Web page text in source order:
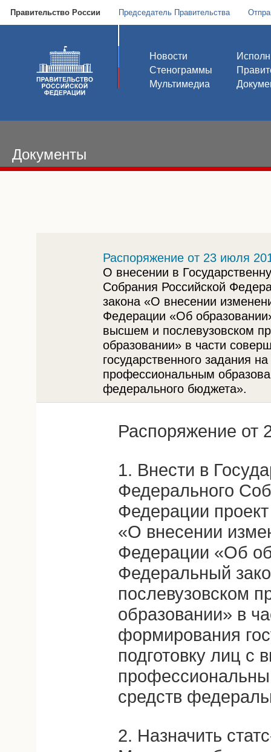
Правительство России Председатель Правительства
Новости
Стенограммы
Мультимедиа
Документы
Распоряжение от 23 июля
О внесении в
Собрания Российской
закона «О внесении
Федерации «Об
высшем и послевузовском
образовании» в части
государственного задания
профессиональным
федерального бюджета».
Распоряжение от
1. Внести в
Федерального
Федерации
«О внесении
Федерации «Об
Федеральный
послевузовском
образовании» в
формирования
подготовку лиц с
средств
2. Назначить